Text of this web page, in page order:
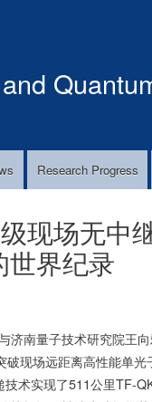
Research Progress
现场无中
世界纪录
南量子技术研究院王
现场远距离高性能单
术实现了511公里TF-